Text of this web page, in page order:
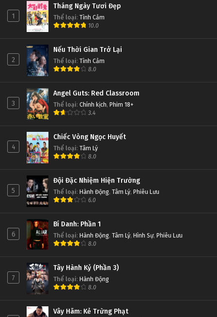
Thôn Tính Bầu Trời Tập 16
Thôn Tính Bầu Trời Tập 15
Tập 15
Thôn Tính Bầu Trời Tập 14
Tập 14
Thôn Tính Bầu Trời Tập 13
Tập 13
Tập 12
Tập 11
Tập 10
Thôn Tính Bầu Trời Tập 9
1
Tháng Ngày Tươi Đẹp
Thể loại: Tình Cảm
10.0
2
Nếu Thời Gian Trở Lại
Thể loại: Tình Cảm
8.0
3
Angel Guts: Red Classroom
Thể loại: Chính kịch, Phim 18+
3.4
4
Chiếc Vòng Ngọc Huyết
Thể loại: Tâm Lý
8.0
5
Đội Đặc Nhiệm Hiện Trường
Thể loại: Hành Động, Tâm Lý, Phiêu Lưu
6.0
6
Bí Danh: Phần 1
Thể loại: Hành Động, Tâm Lý, Hình Sự, Phiêu Lưu
8.0
7
Tây Hành Kỷ (Phần 3)
Thể loại: Hành Động
8.0
Vây Hãm: Kẻ Trừng Phạt